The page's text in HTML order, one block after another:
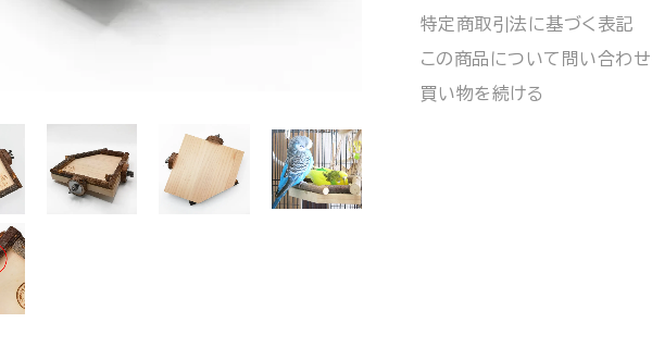
特定商取引法に基づく表記
この商品について問い合わせ
買い物を続ける